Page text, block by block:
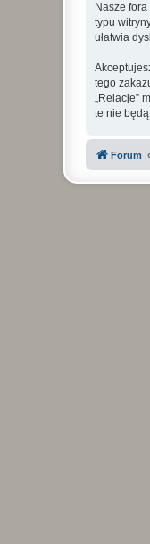
Nasze fora
typu
ułatwia
tego
„Relacje”
te nie
Forum